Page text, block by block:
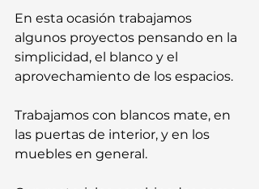
En esta ocasión trabajamos
algunos proyectos pensando en la
simplicidad, el blanco y el
aprovechamiento de los espacios.
Trabajamos con blancos mate, en
las puertas de interior, y en los
muebles en general.